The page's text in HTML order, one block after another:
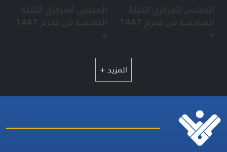
المجلس المركزي الليلة
السادسة من محرم 1447
هـ
المجلس المركزي الليلة
الخامسة من محرم 1447
هـ
المزيد +